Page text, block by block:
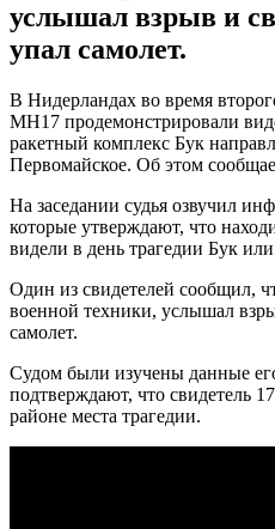
услышал взрыв и
упал самолет.
В Нидерландах во время
МН17 продемонстрировали
ракетный комплекс Бук
Первомайское. Об этом
На заседании судья озвучил
которые утверждают, что
видели в день трагедии Бук
Один из свидетелей сообщил,
военной техники, услышал
самолет.
Судом были изучены данные
подтверждают, что свидетель
районе места трагедии.